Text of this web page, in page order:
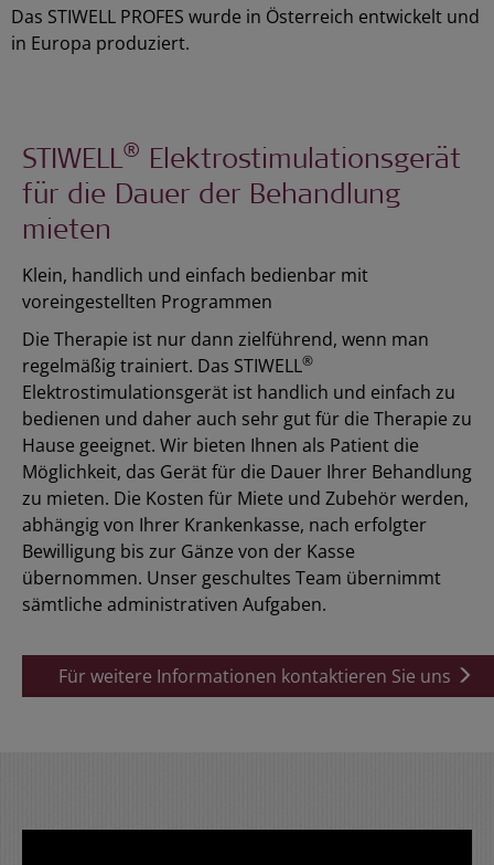
Das STIWELL PROFES wurde in Österreich entwickelt und
in Europa produziert.
STIWELL® Elektrostimulationsgerät
für die Dauer der Behandlung
mieten
Klein, handlich und einfach bedienbar mit
voreingestellten Programmen
Die Therapie ist nur dann zielführend, wenn man
regelmäßig trainiert. Das STIWELL®
Elektrostimulationsgerät ist handlich und einfach zu
bedienen und daher auch sehr gut für die Therapie zu
Hause geeignet. Wir bieten Ihnen als Patient die
Möglichkeit, das Gerät für die Dauer Ihrer Behandlung
zu mieten. Die Kosten für Miete und Zubehör werden,
abhängig von Ihrer Krankenkasse, nach erfolgter
Bewilligung bis zur Gänze von der Kasse
übernommen. Unser geschultes Team übernimmt
sämtliche administrativen Aufgaben.
Für weitere Informationen kontaktieren Sie uns